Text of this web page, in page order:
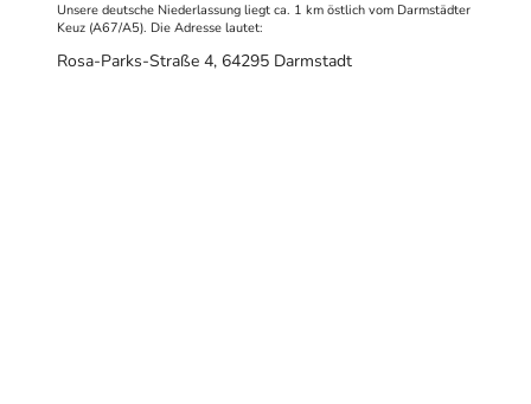
Unsere deutsche Niederlassung liegt ca. 1 km östlich vom Darmstädter
Keuz (A67/A5). Die Adresse lautet:
Rosa-Parks-Straße 4, 64295 Darmstadt